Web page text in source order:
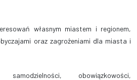
własnym miastem i regionem,
oraz zagrożeniami dla miasta i
obowiązkowości,